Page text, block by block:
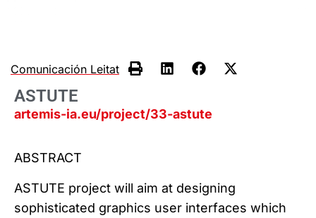
Comunicación Leitat
ASTUTE
artemis-ia.eu/project/33-astute
ABSTRACT
ASTUTE project will aim at designing
sophisticated graphics user interfaces which